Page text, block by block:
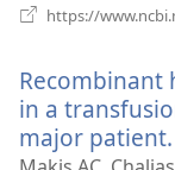
https://
in a
major patient.